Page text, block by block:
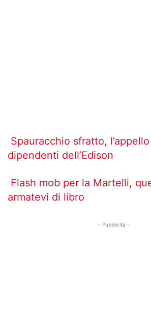
Spauracchio sfratto,
dipendenti dell’Edison
Flash mob per la Martelli,
armatevi di libro
- Pubblicità -